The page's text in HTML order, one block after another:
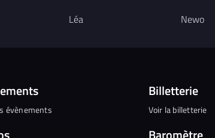
Léa Newo
évènements
Billetterie
Voir la billetterie